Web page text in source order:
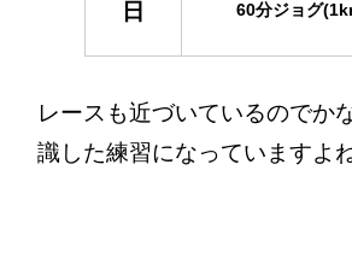
日 60分ジョグ
レースも近づいているのでか
識した練習になっていますよ